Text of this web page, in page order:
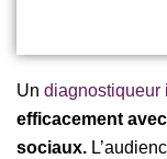
Un diagnostiqueur
efficacement
sociaux.